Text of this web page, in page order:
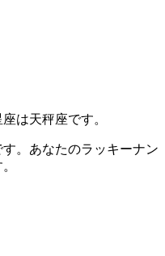
は天秤座です。
。あなたのラッキーナン